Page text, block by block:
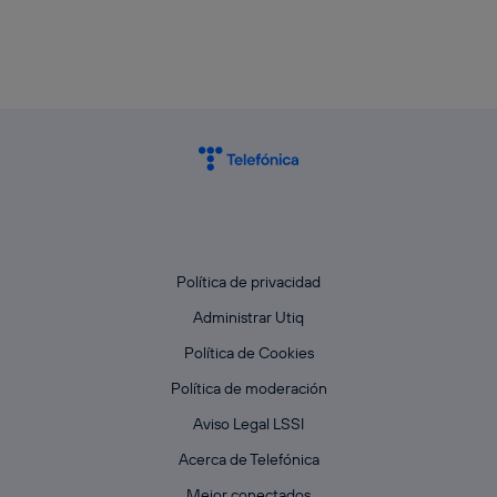
Política de privacidad
Administrar Utiq
Política de Cookies
Política de moderación
Aviso Legal LSSI
Acerca de Telefónica
Puedes gestionar los consentimientos Utiq seleccionando
“Administrar Utiq” en la parte inferior de esta página web o